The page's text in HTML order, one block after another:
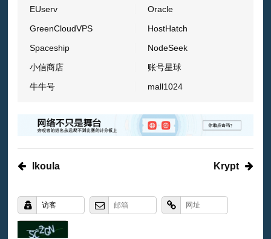
EUserv
Oracle
GreenCloudVPS
HostHatch
Spaceship
NodeSeek
小信商店
账号星球
牛牛号
mall1024
Ikoula Krypt